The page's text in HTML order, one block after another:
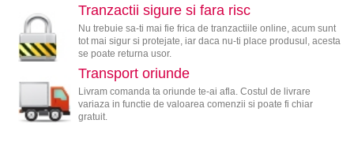
Tranzactii sigure si fara risc
Nu trebuie sa-ti mai fie frica de tranzactiile online, acum sunt
tot mai sigur si protejate, iar daca nu-ti place produsul, acesta
se poate returna usor.
Transport oriunde
Livram comanda ta oriunde te-ai afla. Costul de livrare
variaza in functie de valoarea comenzii si poate fi chiar
gratuit.